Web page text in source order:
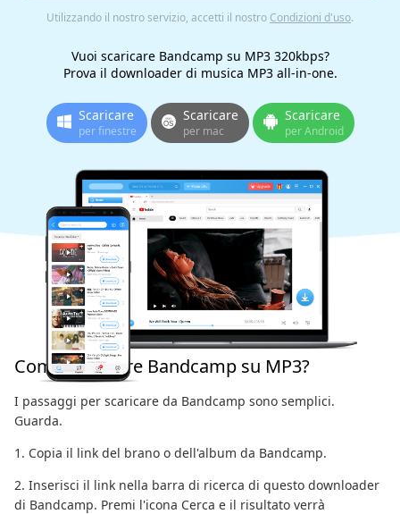
Utilizzando il nostro servizio, accetti il ​​nostro Condizioni d'uso.
Vuoi scaricare Bandcamp su MP3 320kbps?
Prova il downloader di musica MP3 all-in-one.
Scaricare
per finestre
Scaricare
per mac
Scaricare
per Android
Come scaricare Bandcamp su MP3?
I passaggi per scaricare da Bandcamp sono semplici.
Guarda.
1. Copia il link del brano o dell'album da Bandcamp.
2. Inserisci il link nella barra di ricerca di questo downloader
di Bandcamp. Premi l'icona Cerca e il risultato verrà